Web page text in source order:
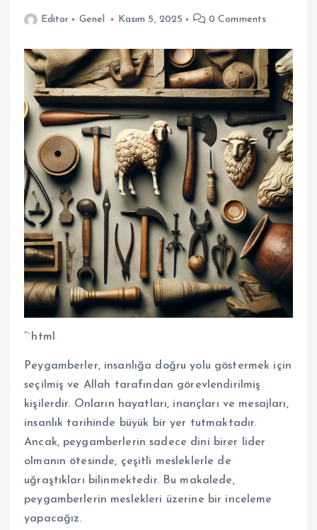
Editor Genel Kasım 5, 2025 0 Comments
“`html
Peygamberler, insanlığa doğru yolu göstermek için
seçilmiş ve Allah tarafından görevlendirilmiş
kişilerdir. Onların hayatları, inançları ve mesajları,
insanlık tarihinde büyük bir yer tutmaktadır.
Ancak, peygamberlerin sadece dini birer lider
olmanın ötesinde, çeşitli mesleklerle de
uğraştıkları bilinmektedir. Bu makalede,
peygamberlerin meslekleri üzerine bir inceleme
yapacağız.